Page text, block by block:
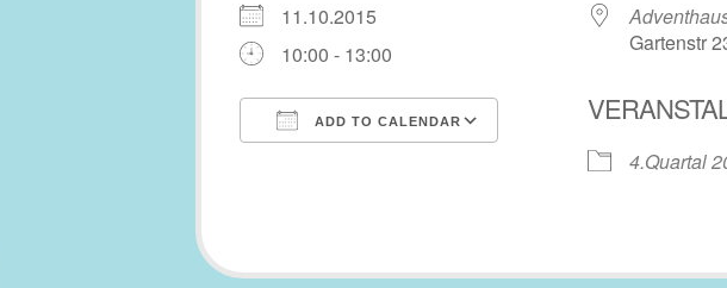
11.10.2015
10:00 - 13:00
ADD TO CALENDAR
Google Calendar
Gartenstr
4.Quartal